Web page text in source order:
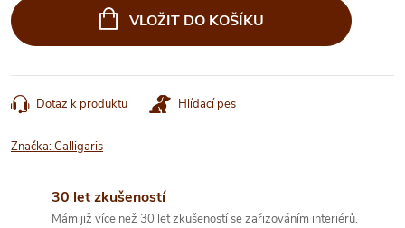
cena:
VLOŽIT DO KOŠÍKU
Dotaz k produktu Hlídací pes
Značka:Calligaris
30 let zkušeností
Mám již více než 30 let zkušeností se zařizováním interiérů.